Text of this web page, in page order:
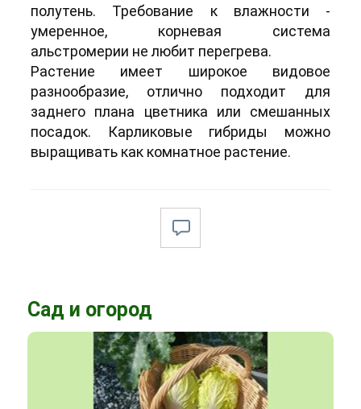
полутень. Требование к влажности -
умеренное, корневая система
альстромерии не любит перегрева.
Растение имеет широкое видовое
разнообразие, отлично подходит для
заднего плана цветника или смешанных
посадок. Карликовые гибриды можно
выращивать как комнатное растение.
Сад и огород